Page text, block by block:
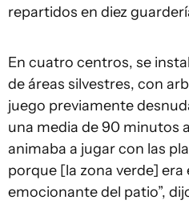
repartidos en diez
En cuatro centros, se
de áreas silvestres, con
juego previamente
una media de 90 minutos
animaba a jugar con las
porque [la zona verde] era
emocionante del patio”,